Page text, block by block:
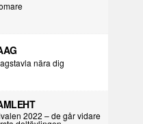
nära dig
2022 – de går vidare